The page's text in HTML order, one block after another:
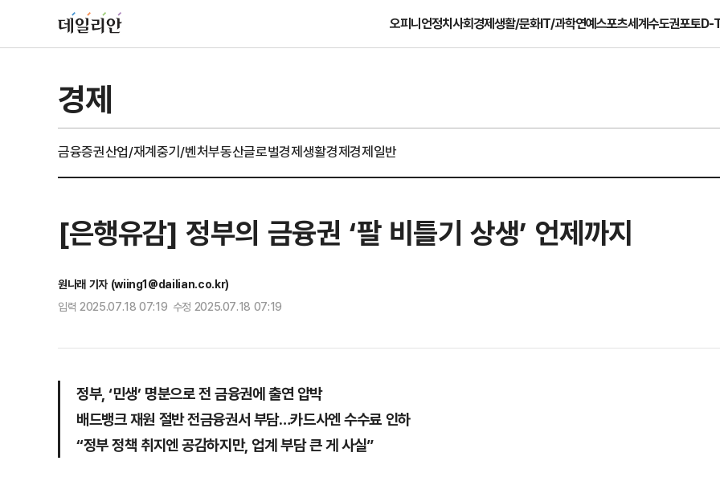
오피니언정치사회경제생활/문화IT/과학연예스포츠세계수도권포토D-
경제
금융증권산업/재계중기/벤처부동산글로벌경제생활경제경제일반
[은행유감] 정부의 금융권 ‘팔 비틀기 상생’ 언제까지
원나래 기자 (wiing1@dailian.co.kr)
입력 2025.07.18 07:19 수정 2025.07.18 07:19
정부, ‘민생’ 명분으로 전 금융권에 출연 압박
배드뱅크 재원 절반 전금융권서 부담…카드사엔 수수료 인하
“정부 정책 취지엔 공감하지만, 업계 부담 큰 게 사실”